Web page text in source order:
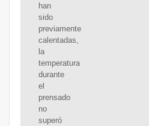
han
sido
previamente
calentadas,
la
temperatura
durante
el
prensado
no
superó